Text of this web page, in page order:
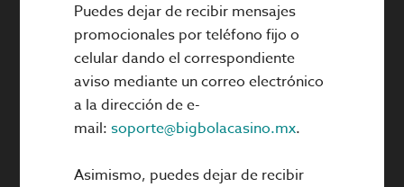
Puedes dejar de recibir mensajes
promocionales por teléfono fijo o
celular dando el correspondiente
aviso mediante un correo electrónico
a la dirección de e-
mail:soporte@bigbolacasino.mx.
Asimismo, puedes dejar de recibir